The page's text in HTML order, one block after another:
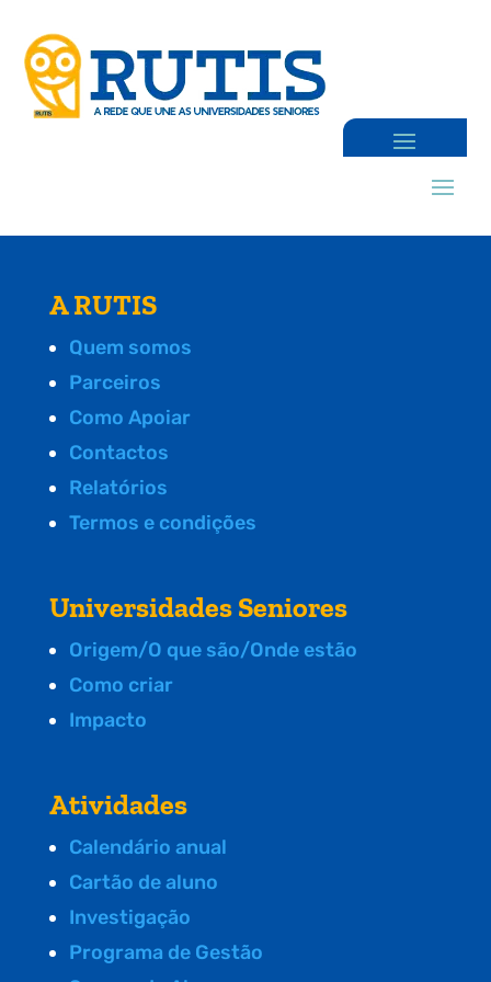
A RUTIS
Quem somos
Parceiros
Como Apoiar
Contactos
Relatórios
Termos e condições
Universidades Seniores
Origem/O que são/Onde estão
Como criar
Impacto
Atividades
Calendário anual
Cartão de aluno
Investigação
Programa de Gestão